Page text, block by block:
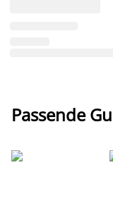
Passende